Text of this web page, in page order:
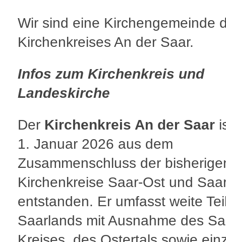
Wir sind eine Kirchengemeinde
Kirchenkreises An der Saar.
Infos zum Kirchenkreis und
Landeskirche
Der Kirchenkreis An der Saar
1. Januar 2026 aus dem
Zusammenschluss der
Kirchenkreise Saar-Ost und
entstanden. Er umfasst weite
Saarlands mit Ausnahme des